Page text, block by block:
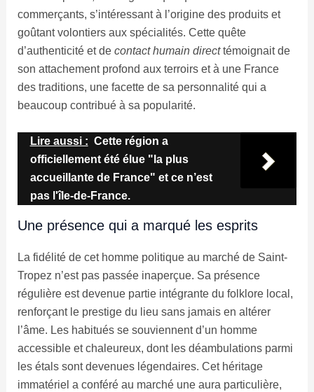
commerçants, s’intéressant à l’origine des produits et
goûtant volontiers aux spécialités. Cette quête
d’authenticité et de contact humain directtémoignait de
son attachement profond aux terroirs et à une France
des traditions, une facette de sa personnalité qui a
beaucoup contribué à sa popularité.
Lire aussi : Cette région a
officiellement été élue "la plus
accueillante de France" et ce n’est
pas l'île-de-France.
Une présence qui a marqué les esprits
La fidélité de cet homme politique au marché de Saint-
Tropez n’est pas passée inaperçue. Sa présence
régulière est devenue partie intégrante du folklore local,
renforçant le prestige du lieu sans jamais en altérer
l’âme. Les habitués se souviennent d’un homme
accessible et chaleureux, dont les déambulations parmi
les étals sont devenues légendaires. Cet héritage
immatériel a conféré au marché une aura particulière,